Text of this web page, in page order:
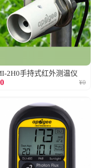
2H0手持式红外测温仪
0 ¥0